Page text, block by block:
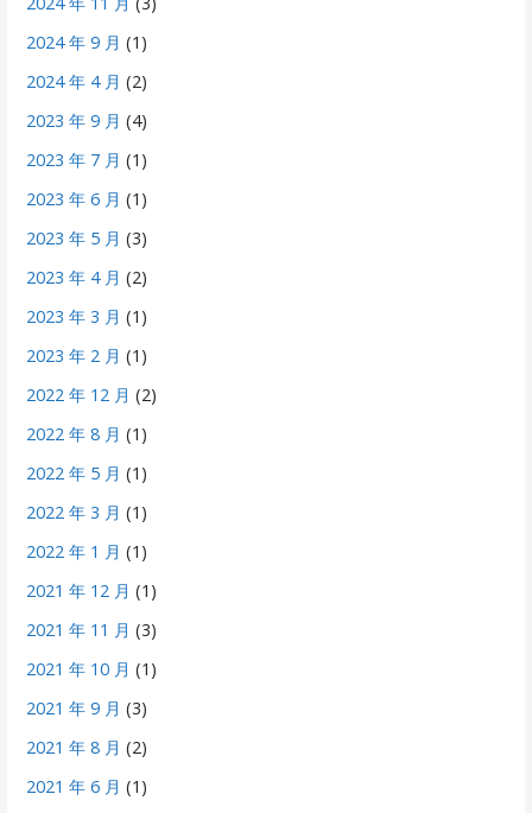
2024 年 9 月 (1)
2024 年 4 月 (2)
2023 年 9 月 (4)
2023 年 7 月 (1)
2023 年 6 月 (1)
2023 年 5 月 (3)
2023 年 4 月 (2)
2023 年 3 月 (1)
2023 年 2 月 (1)
2022 年 12 月 (2)
2022 年 8 月 (1)
2022 年 5 月 (1)
2022 年 3 月 (1)
2022 年 1 月 (1)
2021 年 12 月 (1)
2021 年 11 月 (3)
2021 年 10 月 (1)
2021 年 9 月 (3)
2021 年 8 月 (2)
2021 年 6 月 (1)